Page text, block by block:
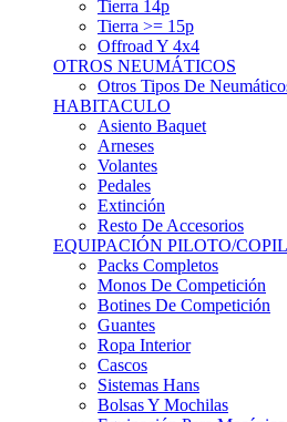
Offroad Y 4x4
OTROS NEUMÁTICOS
Otros Tipos De Neumáticos
HABITACULO
Asiento Baquet
Arneses
Volantes
Pedales
Extinción
Resto De Accesorios
EQUIPACIÓN PILOTO/
Packs Completos
Monos De Competición
Botines De Competición
Guantes
Ropa Interior
Cascos
Sistemas Hans
Bolsas Y Mochilas
Equipación Para Mecánicos
ANUNCIOS DE COMPRA